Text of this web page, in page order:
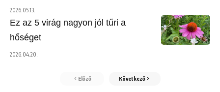
2026.05.13.
Ez az 5 virág nagyon jól tűri a
hőséget
2026.04.20.
Előző Következő